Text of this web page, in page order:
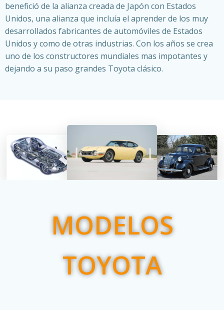
benefició de la alianza creada de Japón con Estados
Unidos, una alianza que incluía el aprender de los muy
desarrollados fabricantes de automóviles de Estados
Unidos y como de otras industrias. Con los años se crea
uno de los constructores mundiales mas impotantes y
dejando a su paso grandes Toyota clásico.
MODELOS
TOYOTA